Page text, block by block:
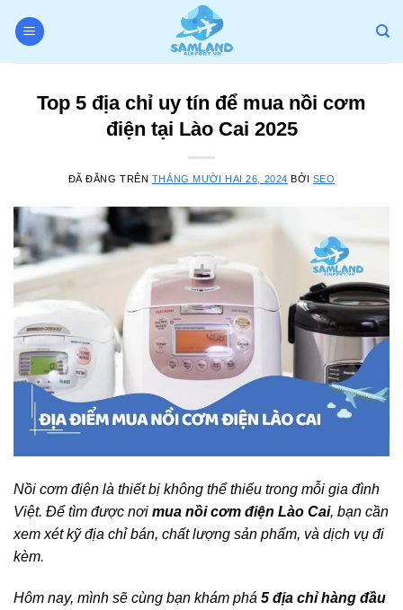
đến
Top 5 địa chỉ uy tín để mua nồi cơm
điện tại Lào Cai 2025
ĐÃ ĐĂNG TRÊN THÁNG MƯỜI HAI 26, 2024 BỞI SEO
Nồi cơm điện là thiết bị không thể thiếu trong mỗi gia đình
Việt. Để tìm được nơi mua nồi cơm điện Lào Cai, bạn cần
xem xét kỹ địa chỉ bán, chất lượng sản phẩm, và dịch vụ đi
kèm.
Hôm nay, mình sẽ cùng bạn khám phá 5 địa chỉ hàng đầu